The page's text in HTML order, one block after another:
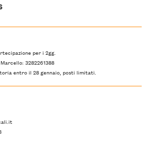
per i 2gg.
3282261388
entro il 28 gennaio, posti limitati.